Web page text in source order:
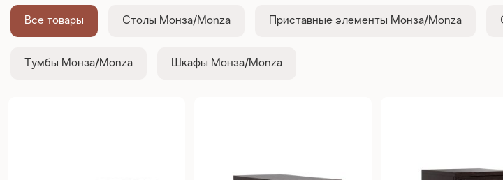
Все товары Столы Монза/Monza Приставные элементы Монза/Monza
Тумбы Монза/Monza Шкафы Монза/Monza